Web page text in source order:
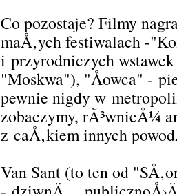
Co pozostaje? Filmy
maÅ‚ych festiwalach -
i przyrodniczych
"Moskwa"), "Åowca" -
pewnie nigdy w
zobaczymy, rÃ³wnieÅ¼
z caÅ‚kiem innych
Van Sant (to ten od